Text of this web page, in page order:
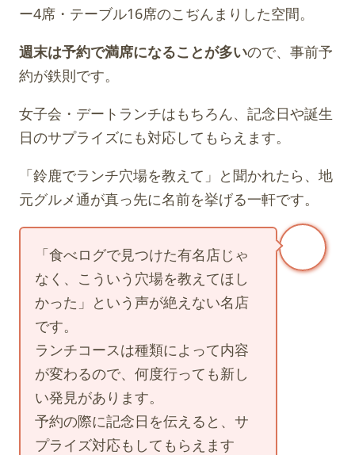
ー4席・テーブル16席のこぢんまりした空間。
週末は予約で満席になることが多いので、事前予
約が鉄則です。
女子会・デートランチはもちろん、記念日や誕生
日のサプライズにも対応してもらえます。
「鈴鹿でランチ穴場を教えて」と聞かれたら、地
元グルメ通が真っ先に名前を挙げる一軒です。
「食べログで見つけた有名店じゃ
なく、こういう穴場を教えてほし
かった」という声が絶えない名店
です。
ランチコースは種類によって内容
が変わるので、何度行っても新し
い発見があります。
予約の際に記念日を伝えると、サ
プライズ対応もしてもらえます